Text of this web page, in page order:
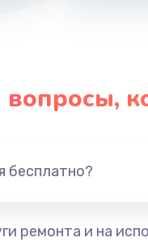
бесплатно?
ремонта и на